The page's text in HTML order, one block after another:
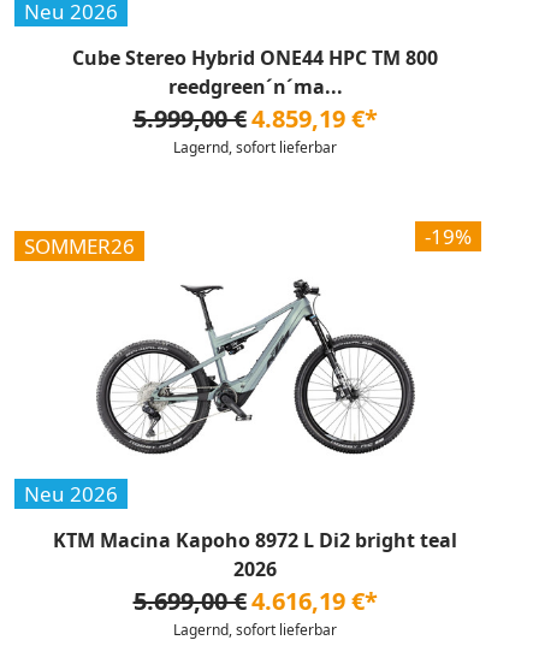
Neu 2026
Cube Stereo Hybrid ONE44 HPC TM 800
reedgreen´n´ma...
5.999,00 €4.859,19 €*
Lagernd, sofort lieferbar
-19%
SOMMER26
Neu 2026
KTM Macina Kapoho 8972 L Di2 bright teal
2026
5.699,00 €4.616,19 €*
Lagernd, sofort lieferbar